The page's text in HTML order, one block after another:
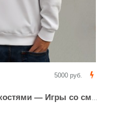
5000 руб.
— Игры со смертью